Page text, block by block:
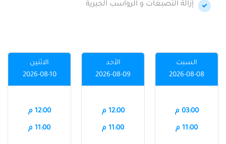
إزالة التصبغات و الرواسب الجيرية
السبت
2026-08-08
03:00 م
11:00 م
الأحد
2026-08-09
12:00 م
11:00 م
الاثنين
2026-08-10
12:00 م
11:00 م